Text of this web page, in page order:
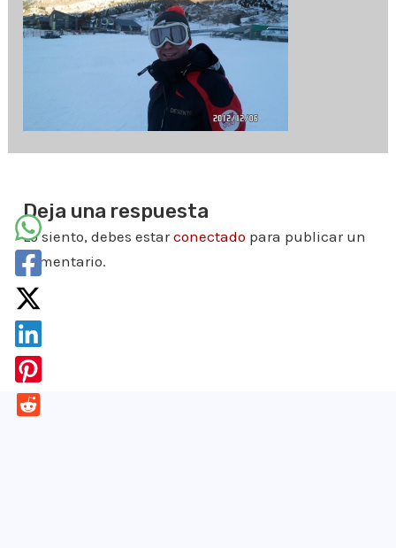
Deja una respuesta
Lo siento, debes estarconectado para publicar un
comentario.